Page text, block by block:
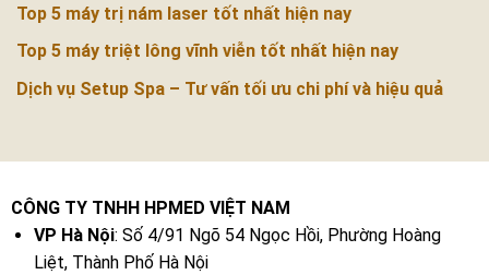
Top 5 máy trị nám laser tốt nhất hiện nay
Top 5 máy triệt lông vĩnh viễn tốt nhất hiện nay
Dịch vụ Setup Spa – Tư vấn tối ưu chi phí và hiệu quả
CÔNG TY TNHH HPMED VIỆT NAM
VP Hà Nội: Số 4/91 Ngõ 54 Ngọc Hồi, Phường Hoàng
Liệt, Thành Phố Hà Nội